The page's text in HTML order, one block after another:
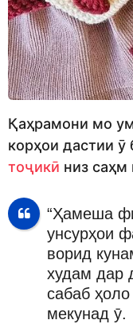
Қаҳрамони мо
корҳои дастии ӯ
тоҷикӣ низ саҳм
“Ҳамеша
унсурҳои
ворид
худам дар
сабаб ҳоло
мекунад ӯ.